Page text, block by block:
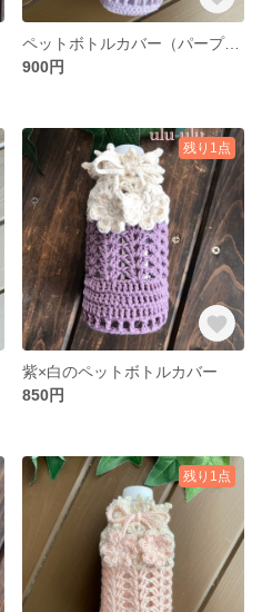
ペットボトルカバー（パープル）
900円
残り1点
紫×白のペットボトルカバー
850円
残り1点